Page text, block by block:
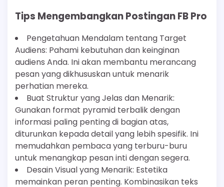
Tips Mengembangkan Postingan FB Pro
Pengetahuan Mendalam tentang Target
Audiens: Pahami kebutuhan dan keinginan
audiens Anda. Ini akan membantu merancang
pesan yang dikhususkan untuk menarik
perhatian mereka.
Buat Struktur yang Jelas dan Menarik:
Gunakan format pyramid terbalik dengan
informasi paling penting di bagian atas,
diturunkan kepada detail yang lebih spesifik. Ini
memudahkan pembaca yang terburu-buru
untuk menangkap pesan inti dengan segera.
Desain Visual yang Menarik: Estetika
memainkan peran penting. Kombinasikan teks